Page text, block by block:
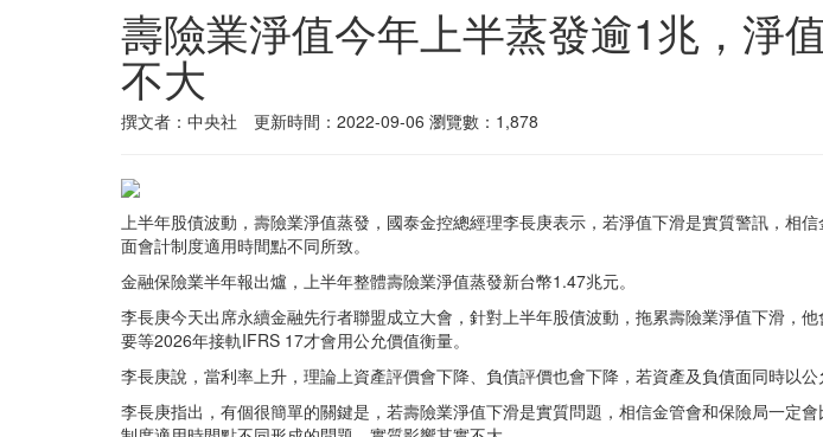
壽險業淨值今年上半蒸發逾1兆，淨
不大
撰文者：中央社 更新時間：2022-09-06 瀏覽數：1,878
上半年股債波動，壽險業淨值蒸發，國泰金控總經理李長庚表示，若淨值下滑是實質警訊，相
面會計制度適用時間點不同所致。
金融保險業半年報出爐，上半年整體壽險業淨值蒸發新台幣1.47兆元。
李長庚今天出席永續金融先行者聯盟成立大會，針對上半年股債波動，拖累壽險業淨值下滑，
要等2026年接軌IFRS 17才會用公允價值衡量。
李長庚說，當利率上升，理論上資產評價會下降、負債評價也會下降，若資產及負債面同時以公
李長庚指出，有個很簡單的關鍵是，若壽險業淨值下滑是實質問題，相信金管會和保險局一定